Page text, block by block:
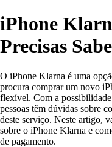
iPhone
Precisas
O iPhone Klarna é uma
procura comprar um novo
flexível. Com a
pessoas têm dúvidas sobre
deste serviço. Neste artigo,
sobre o iPhone Klarna e
de pagamento.